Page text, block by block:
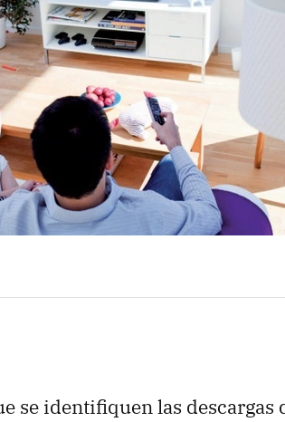
se identifiquen las descargas